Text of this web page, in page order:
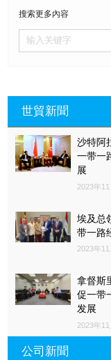
搜索更多內容
世貿新聞
沙特阿
一带一
展
2023年11
埃及总
带一路
2023年11
拿督斯
促一带
发展
2023年11
公司新聞